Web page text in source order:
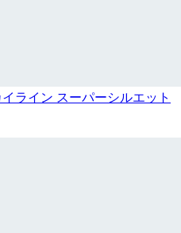
ライン スーパーシルエット